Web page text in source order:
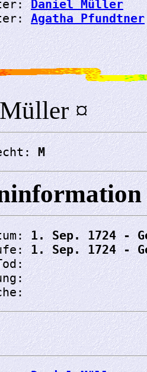
Daniel Müller
Agatha Pfundtner
¤
M
1. Sep. 1724 -
1. Sep. 1724 -